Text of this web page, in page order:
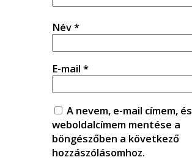
Név*
E-mail *
A nevem, e-mail címem, és
weboldalcímem mentése a
böngészőben a következő
hozzászólásomhoz.